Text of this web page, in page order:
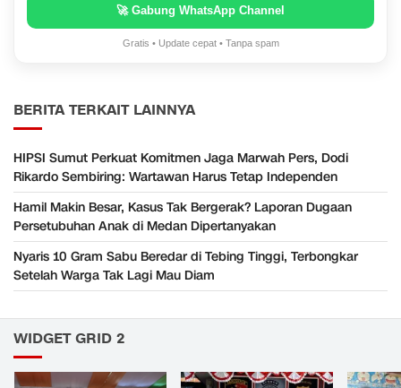
🚀 Gabung WhatsApp Channel
Gratis • Update cepat • Tanpa spam
BERITA TERKAIT LAINNYA
HIPSI Sumut Perkuat Komitmen Jaga Marwah Pers, Dodi
Rikardo Sembiring: Wartawan Harus Tetap Independen
Hamil Makin Besar, Kasus Tak Bergerak? Laporan Dugaan
Persetubuhan Anak di Medan Dipertanyakan
Nyaris 10 Gram Sabu Beredar di Tebing Tinggi, Terbongkar
Setelah Warga Tak Lagi Mau Diam
WIDGET GRID 2